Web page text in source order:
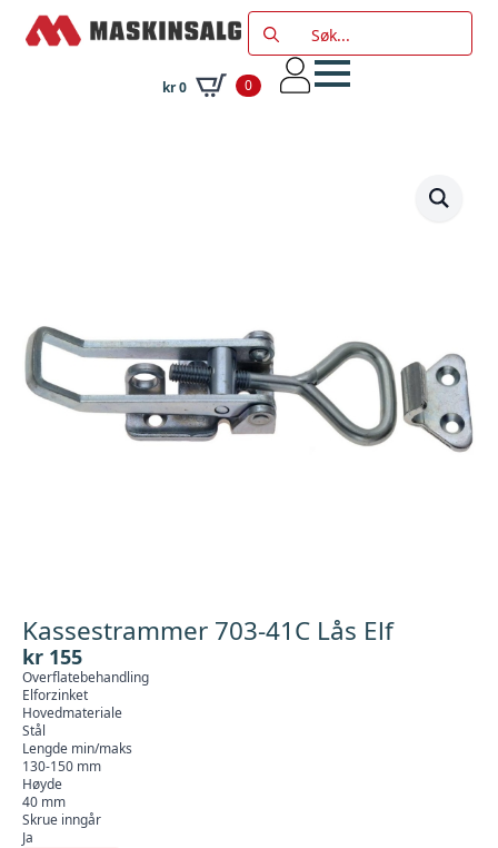
Search
for:
kr0 0
Kassestrammer 703-41C Lås Elf
kr 155
Overflatebehandling
Elforzinket
Hovedmateriale
Stål
Lengde min/maks
130-150 mm
Høyde
40 mm
Skrue inngår
Ja